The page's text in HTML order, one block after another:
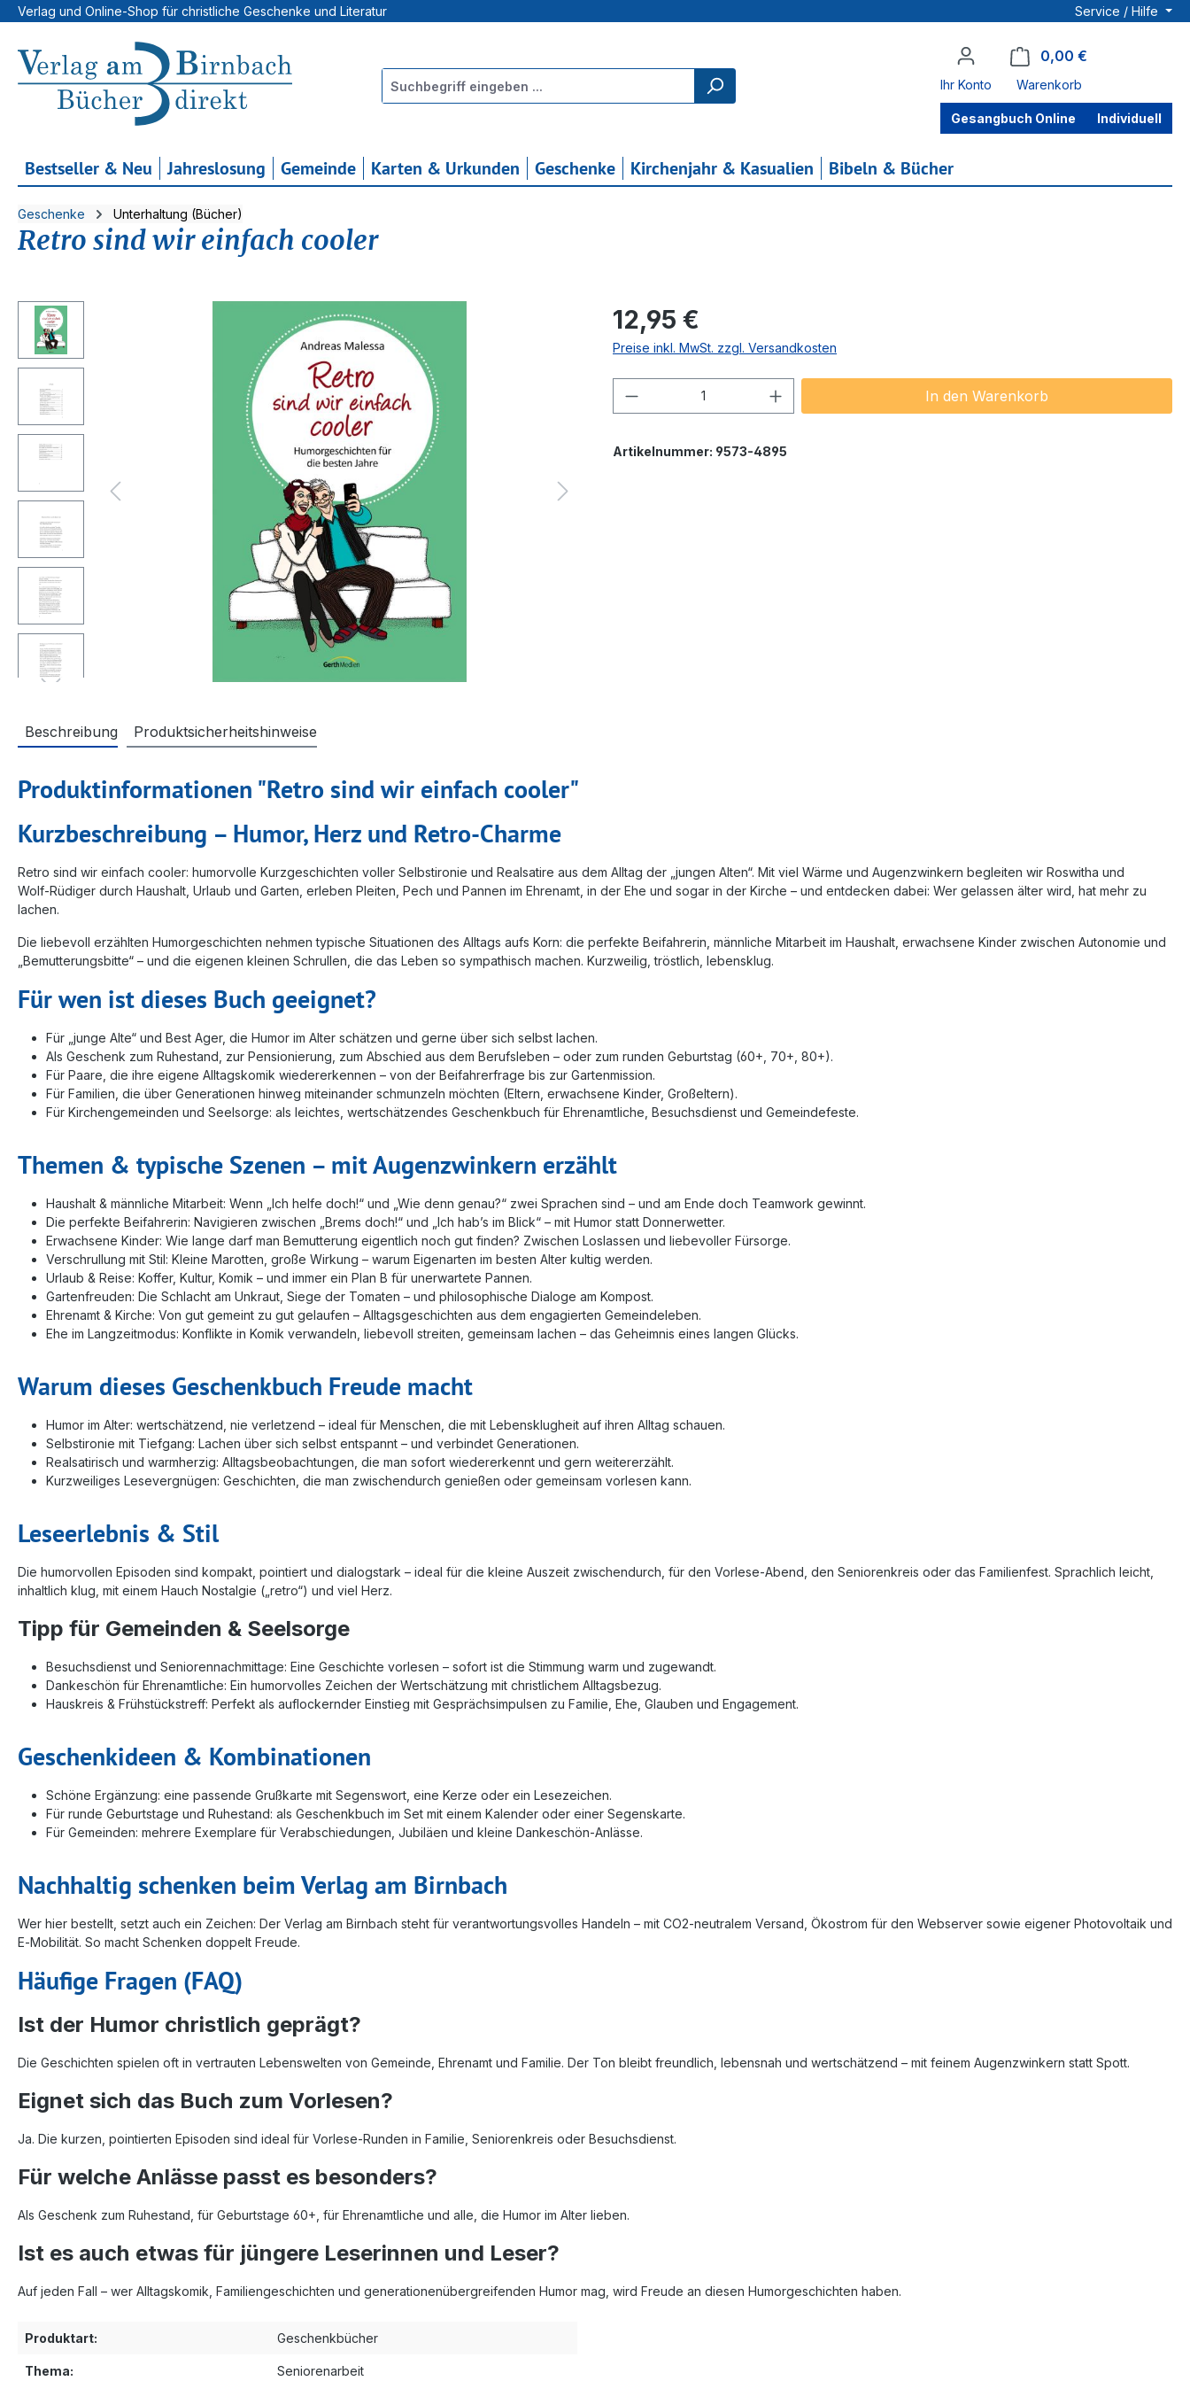
Hauptinhalt springen
Zur Suche springen
Zur Hauptnavigation springen
Verlag und Online-Shop für christliche Geschenke und Literatur Service / Hilfe
Ihr Konto
0,00 €
Warenkorb
Gesangbuch Online Individuell
Bestseller & Neu Jahreslosung Gemeinde Karten & Urkunden Geschenke Kirchenjahr & Kasualien Bibeln & Bücher
Geschenke Unterhaltung (Bücher)
Retro sind wir einfach cooler
Bildergalerie überspringen Regulärer Preis:
12,95 €
Preise inkl. MwSt. zzgl. Versandkosten
Produkt Anzahl: Gib den gewünschten Wert ein oder
In den Warenkorb
Artikelnummer: 9573-4895
Beschreibung Produktsicherheitshinweise
Produktinformationen "Retro sind wir einfach cooler"
Kurzbeschreibung – Humor, Herz und Retro-Charme
Retro sind wir einfach cooler: humorvolle Kurzgeschichten voller Selbstironie und Realsatire aus dem Alltag der „jungen Alten“. Mit viel Wärme und Augenzwinkern begleiten wir Roswitha und
Wolf‑Rüdiger durch Haushalt, Urlaub und Garten, erleben Pleiten, Pech und Pannen im Ehrenamt, in der Ehe und sogar in der Kirche – und entdecken dabei: Wer gelassen älter wird, hat mehr zu
lachen.
Die liebevoll erzählten Humorgeschichten nehmen typische Situationen des Alltags aufs Korn: die perfekte Beifahrerin, männliche Mitarbeit im Haushalt, erwachsene Kinder zwischen Autonomie und
„Bemutterungsbitte“ – und die eigenen kleinen Schrullen, die das Leben so sympathisch machen. Kurzweilig, tröstlich, lebensklug.
Für wen ist dieses Buch geeignet?
Für „junge Alte“ und Best Ager, die Humor im Alter schätzen und gerne über sich selbst lachen.
Als Geschenk zum Ruhestand, zur Pensionierung, zum Abschied aus dem Berufsleben – oder zum runden Geburtstag (60+, 70+, 80+).
Für Paare, die ihre eigene Alltagskomik wiedererkennen – von der Beifahrerfrage bis zur Gartenmission.
Für Familien, die über Generationen hinweg miteinander schmunzeln möchten (Eltern, erwachsene Kinder, Großeltern).
Für Kirchengemeinden und Seelsorge: als leichtes, wertschätzendes Geschenkbuch für Ehrenamtliche, Besuchsdienst und Gemeindefeste.
Themen & typische Szenen – mit Augenzwinkern erzählt
Haushalt & männliche Mitarbeit: Wenn „Ich helfe doch!“ und „Wie denn genau?“ zwei Sprachen sind – und am Ende doch Teamwork gewinnt.
Die perfekte Beifahrerin: Navigieren zwischen „Brems doch!“ und „Ich hab’s im Blick“ – mit Humor statt Donnerwetter.
Erwachsene Kinder: Wie lange darf man Bemutterung eigentlich noch gut finden? Zwischen Loslassen und liebevoller Fürsorge.
Verschrullung mit Stil: Kleine Marotten, große Wirkung – warum Eigenarten im besten Alter kultig werden.
Urlaub & Reise: Koffer, Kultur, Komik – und immer ein Plan B für unerwartete Pannen.
Gartenfreuden: Die Schlacht am Unkraut, Siege der Tomaten – und philosophische Dialoge am Kompost.
Ehrenamt & Kirche: Von gut gemeint zu gut gelaufen – Alltagsgeschichten aus dem engagierten Gemeindeleben.
Ehe im Langzeitmodus: Konflikte in Komik verwandeln, liebevoll streiten, gemeinsam lachen – das Geheimnis eines langen Glücks.
Warum dieses Geschenkbuch Freude macht
Humor im Alter: wertschätzend, nie verletzend – ideal für Menschen, die mit Lebensklugheit auf ihren Alltag schauen.
Selbstironie mit Tiefgang: Lachen über sich selbst entspannt – und verbindet Generationen.
Realsatirisch und warmherzig: Alltagsbeobachtungen, die man sofort wiedererkennt und gern weitererzählt.
Kurzweiliges Lesevergnügen: Geschichten, die man zwischendurch genießen oder gemeinsam vorlesen kann.
Leseerlebnis & Stil
Die humorvollen Episoden sind kompakt, pointiert und dialogstark – ideal für die kleine Auszeit zwischendurch, für den Vorlese‑Abend, den Seniorenkreis oder das Familienfest. Sprachlich leicht,
inhaltlich klug, mit einem Hauch Nostalgie („retro“) und viel Herz.
Tipp für Gemeinden & Seelsorge
Besuchsdienst und Seniorennachmittage: Eine Geschichte vorlesen – sofort ist die Stimmung warm und zugewandt.
Dankeschön für Ehrenamtliche: Ein humorvolles Zeichen der Wertschätzung mit christlichem Alltagsbezug.
Hauskreis & Frühstückstreff: Perfekt als auflockernder Einstieg mit Gesprächsimpulsen zu Familie, Ehe, Glauben und Engagement.
Geschenkideen & Kombinationen
Schöne Ergänzung: eine passende Grußkarte mit Segenswort, eine Kerze oder ein Lesezeichen.
Für runde Geburtstage und Ruhestand: als Geschenkbuch im Set mit einem Kalender oder einer Segenskarte.
Für Gemeinden: mehrere Exemplare für Verabschiedungen, Jubiläen und kleine Dankeschön‑Anlässe.
Nachhaltig schenken beim Verlag am Birnbach
Wer hier bestellt, setzt auch ein Zeichen: Der Verlag am Birnbach steht für verantwortungsvolles Handeln – mit CO2‑neutralem Versand, Ökostrom für den Webserver sowie eigener Photovoltaik und
E‑Mobilität. So macht Schenken doppelt Freude.
Häufige Fragen (FAQ)
Ist der Humor christlich geprägt?
Die Geschichten spielen oft in vertrauten Lebenswelten von Gemeinde, Ehrenamt und Familie. Der Ton bleibt freundlich, lebensnah und wertschätzend – mit feinem Augenzwinkern statt Spott.
Eignet sich das Buch zum Vorlesen?
Ja. Die kurzen, pointierten Episoden sind ideal für Vorlese‑Runden in Familie, Seniorenkreis oder Besuchsdienst.
Für welche Anlässe passt es besonders?
Als Geschenk zum Ruhestand, für Geburtstage 60+, für Ehrenamtliche und alle, die Humor im Alter lieben.
Ist es auch etwas für jüngere Leserinnen und Leser?
Auf jeden Fall – wer Alltagskomik, Familiengeschichten und generationenübergreifenden Humor mag, wird Freude an diesen Humorgeschichten haben.
Produktart: Geschenkbücher
Thema: Seniorenarbeit